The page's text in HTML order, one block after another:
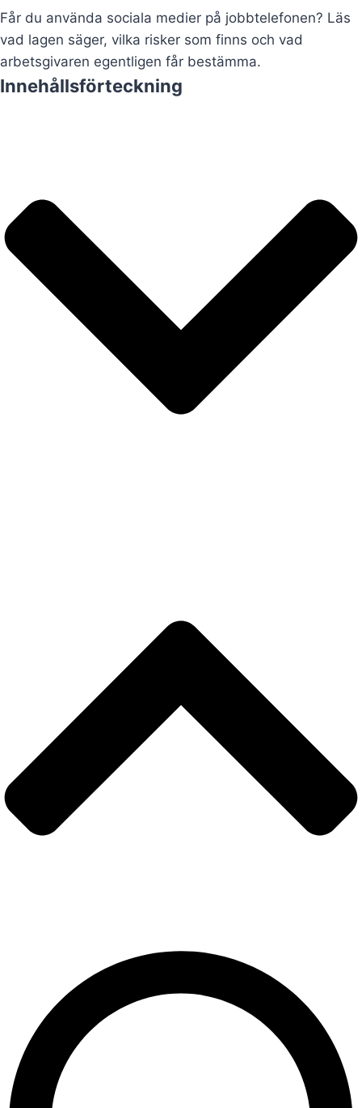
Får du använda sociala medier på jobbtelefonen? Läs
vad lagen säger, vilka risker som finns och vad
arbetsgivaren egentligen får bestämma.
Innehållsförteckning